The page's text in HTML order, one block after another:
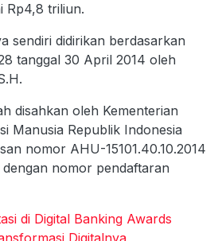
Rp4,8 triliun.
sendiri didirikan berdasarkan
tanggal 30 April 2014 oleh
disahkan oleh Kementerian
Manusia Republik Indonesia
nomor AHU-15101.40.10.2014
nomor pendaftaran
di Digital Banking Awards